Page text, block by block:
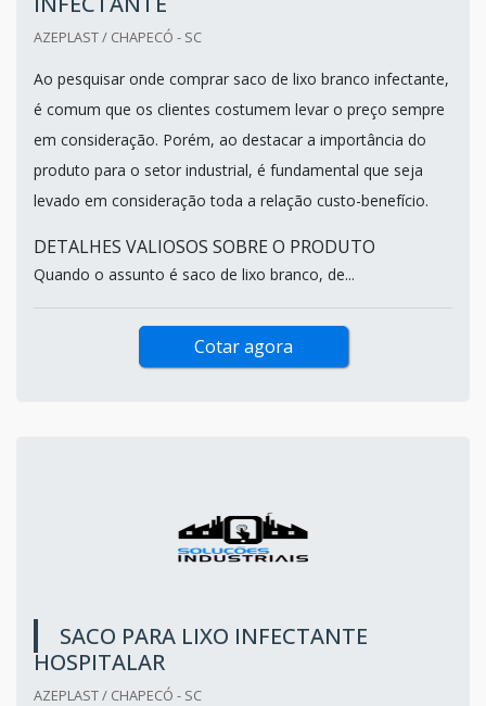
AZEPLAST / CHAPECÓ - SC
Ao pesquisar onde comprar saco de lixo branco infectante,
é comum que os clientes costumem levar o preço sempre
em consideração. Porém, ao destacar a importância do
produto para o setor industrial, é fundamental que seja
levado em consideração toda a relação custo-benefício.
DETALHES VALIOSOS SOBRE O PRODUTO
Quando o assunto é saco de lixo branco, de...
Cotar agora
SACO PARA LIXO INFECTANTE
HOSPITALAR
AZEPLAST / CHAPECÓ - SC